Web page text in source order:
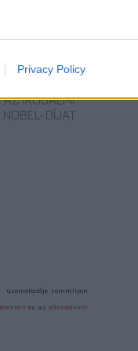
Privacy Policy
AZ IRODALMI
NOBEL-DÍJAT
üzemeltetője semmilyen
és azadatvédelmi